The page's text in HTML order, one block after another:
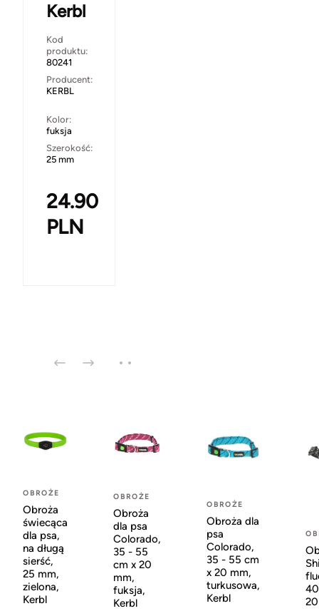
Kerbl
Kod
produktu:
80241
Producent:
KERBL
Kolor:
fuksja
Szerokość:
25 mm
24.90
PLN
OBROŻE
Obroża
świecąca
dla psa,
na długą
sierść,
25 mm,
zielona,
Kerbl
OBROŻE
Obroża
dla psa
Colorado,
35 - 55
cm x 20
mm,
fuksja,
Kerbl
OBROŻE
Obroża dla
psa
Colorado,
35 - 55 cm
x 20 mm,
turkusowa,
Kerbl